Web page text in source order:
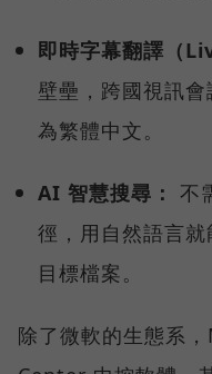
即時字幕翻譯（
壁壘，跨國視訊
為繁體中文。
AI 智慧搜尋： 不
徑，用自然語言
目標檔案。
除了微軟的生態系